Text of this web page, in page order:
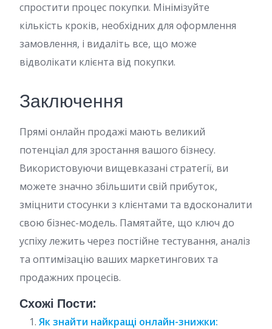
спростити процес покупки. Мінімізуйте
кількість кроків, необхідних для оформлення
замовлення, і видаліть все, що може
відволікати клієнта від покупки.
Заключення
Прямі онлайн продажі мають великий
потенціал для зростання вашого бізнесу.
Використовуючи вищевказані стратегії, ви
можете значно збільшити свій прибуток,
зміцнити стосунки з клієнтами та вдосконалити
свою бізнес-модель. Памятайте, що ключ до
успіху лежить через постійне тестування, аналіз
та оптимізацію ваших маркетингових та
продажних процесів.
Схожі Пости:
Як знайти найкращі онлайн-знижки: